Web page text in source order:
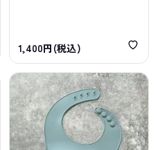
1,400円(税込)